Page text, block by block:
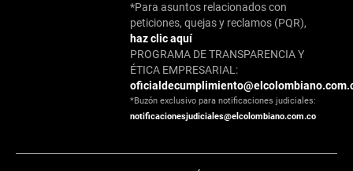
*Para asuntos relacionados con
peticiones, quejas y reclamos (PQR),
haz clic aquí
PROGRAMA DE TRANSPARENCIA Y
ÉTICA EMPRESARIAL:
*Buzón exclusivo para notificaciones judiciales:
notificacionesjudiciales@elcolombiano.com.co